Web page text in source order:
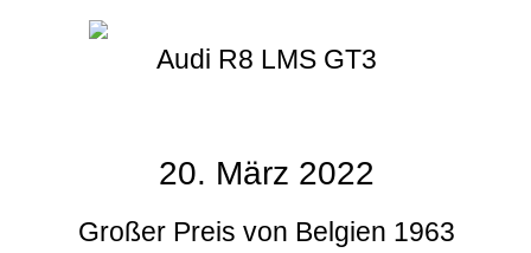
Audi R8 LMS GT3
20. März 2022
Großer Preis von Belgien 1963